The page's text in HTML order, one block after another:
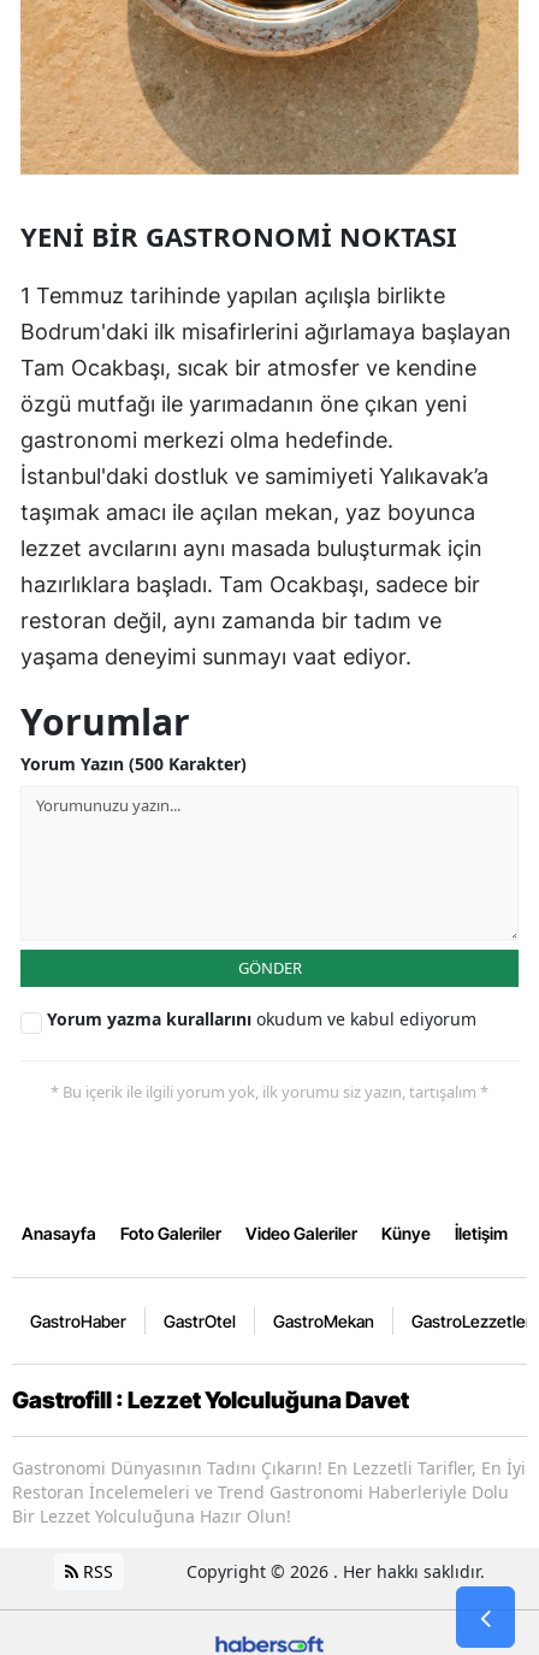
YENI BIR GASTRONOMI NOKTASI
1 Temmuz tarihinde yapılan açılışla birlikte
Bodrum'daki ilk misafirlerini ağırlamaya başlayan
Tam Ocakbaşı, sıcak bir atmosfer ve kendine
özgü mutfağı ile yarımadanın öne çıkan yeni
gastronomi merkezi olma hedefinde.
İstanbul'daki dostluk ve samimiyeti Yalıkavak’a
taşımak amacı ile açılan mekan, yaz boyunca
lezzet avcılarını aynı masada buluşturmak için
hazırlıklara başladı. Tam Ocakbaşı, sadece bir
restoran değil, aynı zamanda bir tadım ve
yaşama deneyimi sunmayı vaat ediyor.
Yorumlar
Yorum Yazın (500 Karakter)
GÖNDER
Yorum yazma kurallarını okudum ve kabul ediyorum
* Bu içerik ile ilgili yorum yok, ilk yorumu siz yazın, tartışalım *
Anasayfa Foto Galeriler Video Galeriler Künye İletişim
GastroHaber GastrOtel GastroMekan GastroLezzetler
Gastrofill : Lezzet Yolculuğuna Davet
Gastronomi Dünyasının Tadını Çıkarın! En Lezzetli Tarifler, En İyi
Restoran İncelemeleri ve Trend Gastronomi Haberleriyle Dolu
Bir Lezzet Yolculuğuna Hazır Olun!
RSS Copyright © 2026 . Her hakkı saklıdır.